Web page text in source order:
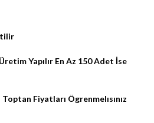
Yapılır En Az 150 Adet İse
Fiyatları Ögrenmelısınız